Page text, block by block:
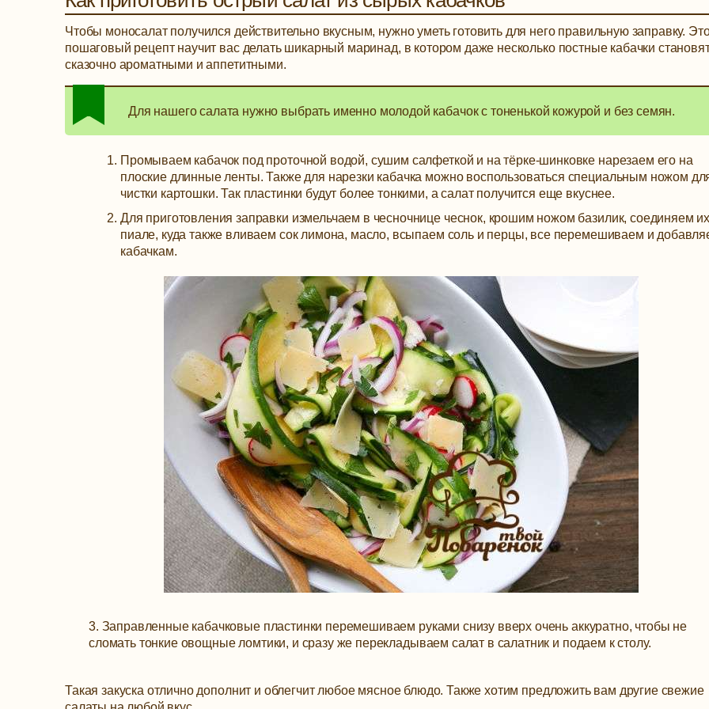
Чтобы моносалат получился действительно вкусным, нужно уметь готовить для него правильную заправку.
пошаговый рецепт научит вас делать шикарный маринад, в котором даже несколько постные кабачки
сказочно ароматными и аппетитными.
Для нашего салата нужно выбрать именно молодой кабачок с тоненькой кожурой и без семян.
Промываем кабачок под проточной водой, сушим салфеткой и на тёрке-шинковке нарезаем его на
плоские длинные ленты. Также для нарезки кабачка можно воспользоваться специальным ножом
чистки картошки. Так пластинки будут более тонкими, а салат получится еще вкуснее.
Для приготовления заправки измельчаем в чесночнице чеснок, крошим ножом базилик, соединяем
пиале, куда также вливаем сок лимона, масло, всыпаем соль и перцы, все перемешиваем и
кабачкам.
3. Заправленные кабачковые пластинки перемешиваем руками снизу вверх очень аккуратно, чтобы не
сломать тонкие овощные ломтики, и сразу же перекладываем салат в салатник и подаем к столу.
Такая закуска отлично дополнит и облегчит любое мясное блюдо. Также хотим предложить вам другие свежие